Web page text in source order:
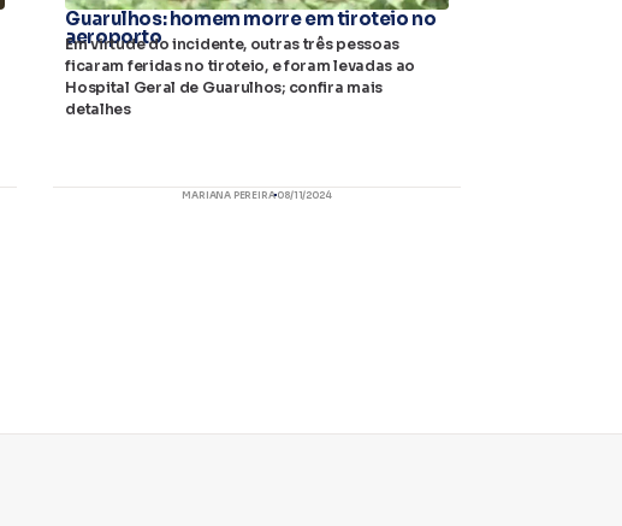
Guarulhos: homem morre em tiroteio no
aeroporto
Em virtude do incidente, outras três pessoas
ficaram feridas no tiroteio, e foram levadas ao
Hospital Geral de Guarulhos; confira mais
detalhes
MARIANA PEREIRA 08/11/2024